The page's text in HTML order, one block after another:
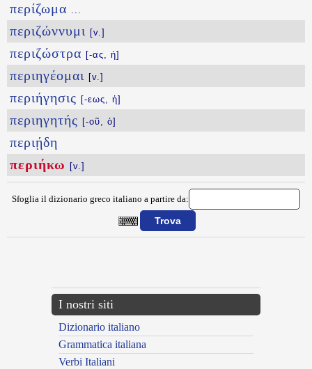
περίζωμα ...
περιζώννυμι [v.]
περιζώστρα [-ας, ἡ]
περιηγέομαι [v.]
περιήγησις [-εως, ἡ]
περιηγητής [-οῦ, ὁ]
περιῄδη
περιήκω
[v.]
Sfoglia il dizionario greco italiano a partire da:
I nostri siti
Dizionario italiano
Grammatica italiana
Verbi Italiani